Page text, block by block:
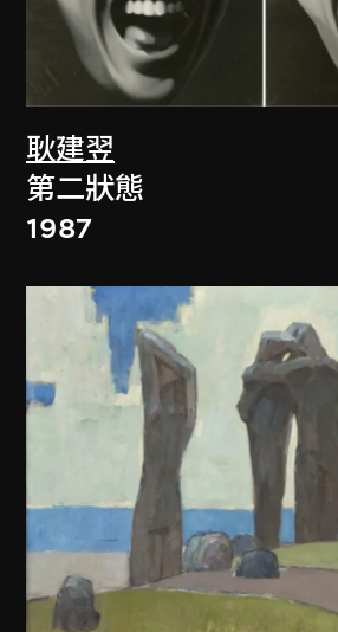
耿建翌
第二狀態
1987